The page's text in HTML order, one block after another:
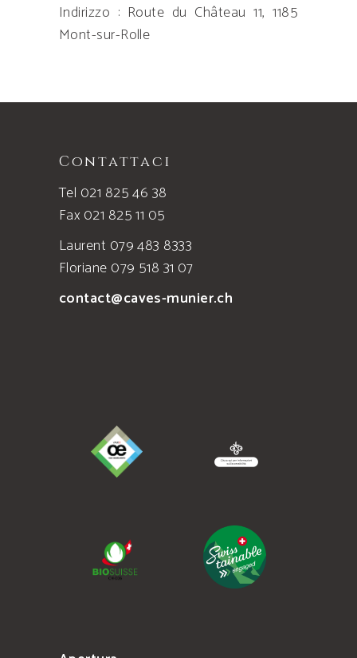
Indirizzo : Route du Château 11, 1185
Mont-sur-Rolle
Contattaci
Tel 021 825 46 38
Fax 021 825 11 05
Laurent 079 483 8333
Floriane 079 518 31 07
contact@caves-munier.ch